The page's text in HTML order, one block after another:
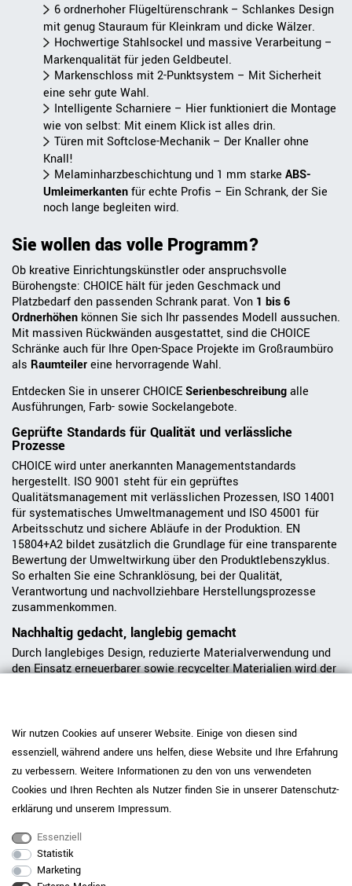
6 ordnerhoher Flügeltürenschrank – Schlankes Design
mit genug Stauraum für Kleinkram und dicke Wälzer.
Hochwertige Stahlsockel und massive Verarbeitung –
Markenqualität für jeden Geldbeutel.
Markenschloss mit 2-Punktsystem – Mit Sicherheit
eine sehr gute Wahl.
Intelligente Scharniere – Hier funktioniert die Montage
wie von selbst: Mit einem Klick ist alles drin.
Türen mit Softclose-Mechanik – Der Knaller ohne
Knall!
Melaminharzbeschichtung und 1 mm starke ABS-
Umleimerkantenfür echte Profis – Ein Schrank, der Sie
noch lange begleiten wird.
Sie wollen das volle Programm?
Ob kreative Einrichtungskünstler oder anspruchsvolle
Bürohengste: CHOICE hält für jeden Geschmack und
Platzbedarf den passenden Schrank parat. Von 1 bis 6
Ordnerhöhen können Sie sich Ihr passendes Modell aussuchen.
Mit massiven Rückwänden ausgestattet, sind die CHOICE
Schränke auch für Ihre Open-Space Projekte im Großraumbüro
als Raumteilereine hervorragende Wahl.
Entdecken Sie in unserer CHOICESerienbeschreibungalle
Ausführungen, Farb- sowie Sockelangebote.
Geprüfte Standards für Qualität und verlässliche
Prozesse
CHOICE wird unter anerkannten Managementstandards
hergestellt. ISO 9001 steht für ein geprüftes
Qualitätsmanagement mit verlässlichen Prozessen, ISO 14001
für systematisches Umweltmanagement und ISO 45001 für
Arbeitsschutz und sichere Abläufe in der Produktion. EN
15804+A2 bildet zusätzlich die Grundlage für eine transparente
Bewertung der Umweltwirkung über den Produktlebenszyklus.
So erhalten Sie eine Schranklösung, bei der Qualität,
Verantwortung und nachvollziehbare Herstellungsprozesse
zusammenkommen.
Nachhaltig gedacht, langlebig gemacht
Durch langlebiges Design, reduzierte Materialverwendung und
den Einsatz erneuerbarer sowie recycelter Materialien wird der
und natürlichen Ressourcen. So möchten wir zu Arbeitswelten
beitragen, die langlebig, hochwertig und bewusster gestaltet
Serie CHOICE entdecken
Wir nutzen Cookies auf unserer Website. Einige von diesen sind
essenziell, während andere uns helfen, diese Website und Ihre Erfahrung
zu verbessern. Weitere Informationen zu den von uns verwendeten
Cookies und Ihren Rechten als Nutzer finden Sie in unserer Daten­schutz­
erklärung und unserem Impressum.
Essenziell
Statistik
Marketing